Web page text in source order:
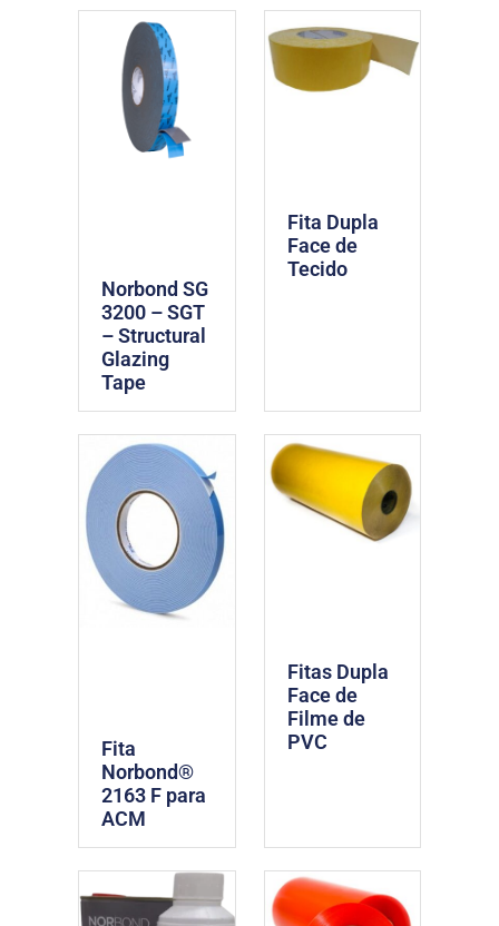
Norbond SG
3200 – SGT
– Structural
Glazing
Tape
Fita Dupla
Face de
Tecido
Fita
Norbond®
2163 F para
ACM
Fitas Dupla
Face de
Filme de
PVC